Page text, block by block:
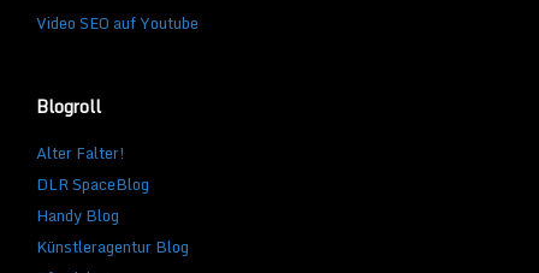
Video SEO auf Youtube
Blogroll
Alter Falter!
DLR SpaceBlog
Handy Blog
Künstleragentur Blog